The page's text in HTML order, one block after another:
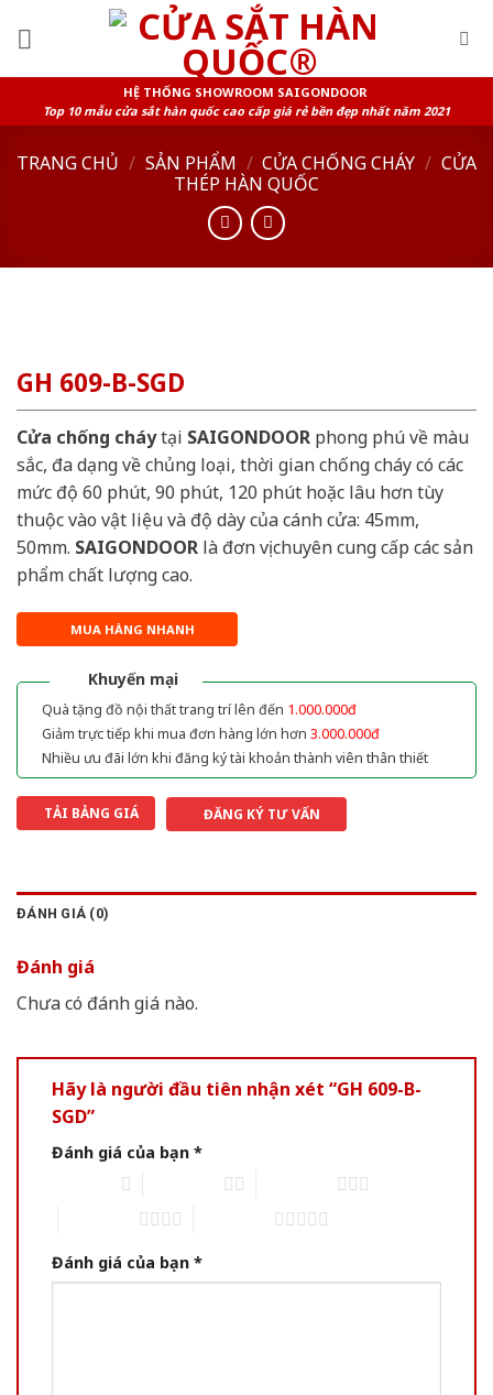
HỆ THỐNG SHOWROOM SAIGONDOOR
Top 10 mẫu cửa sắt hàn quốc cao cấp giá rẻ bền đẹp nhất năm 2021
TRANG CHỦ / SẢN PHẨM / CỬA CHỐNG CHÁY / CỬA
THÉP HÀN QUỐC
GH 609-B-SGD
Cửa chống cháytại SAIGONDOOR phong phú về màu
sắc, đa dạng về chủng loại, thời gian chống cháy có các
mức độ 60 phút, 90 phút, 120 phút hoặc lâu hơn tùy
thuộc vào vật liệu và độ dày của cánh cửa: 45mm,
50mm. SAIGONDOOR là đơn vị chuyên cung cấp các sản
phẩm chất lượng cao.
MUA HÀNG NHANH
Khuyến mại
Quà tặng đồ nội thất trang trí lên đến 1.000.000đ
Giảm trực tiếp khi mua đơn hàng lớn hơn 3.000.000đ
Nhiều ưu đãi lớn khi đăng ký tài khoản thành viên thân thiết
TẢI BẢNG GIÁ ĐĂNG KÝ TƯ VẤN
ĐÁNH GIÁ (0)
Đánh giá
Chưa có đánh giá nào.
Hãy là người đầu tiên nhận xét “GH 609-B-
SGD”
Đánh giá của bạn *
Đánh giá của bạn *